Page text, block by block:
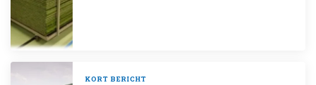
KORT BERICHT